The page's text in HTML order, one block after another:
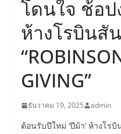
โดนใจ ช้อ
ห้างโรบินสั
GIVING”
ธันวาคม 19, 2025 admin
ต้อนรับปีใหม่ ‘ปีม้า’ ห้างโร